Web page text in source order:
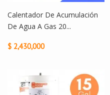
Calentador De Acumulación
De Agua A Gas 20...
$ 2,430,000